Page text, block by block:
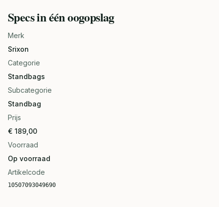
Specs in één oogopslag
Merk
Srixon
Categorie
Standbags
Subcategorie
Standbag
Prijs
€ 189,00
Voorraad
Op voorraad
Artikelcode
10507093049690